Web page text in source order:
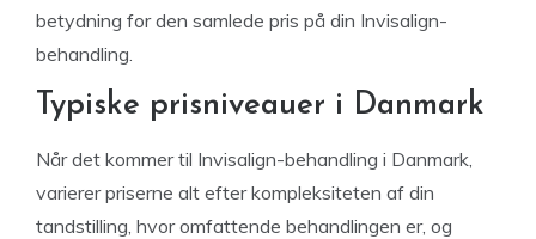
betydning for den samlede pris på din Invisalign-
behandling.
Typiske prisniveauer i Danmark
Når det kommer til Invisalign-behandling i Danmark,
varierer priserne alt efter kompleksiteten af din
tandstilling, hvor omfattende behandlingen er, og